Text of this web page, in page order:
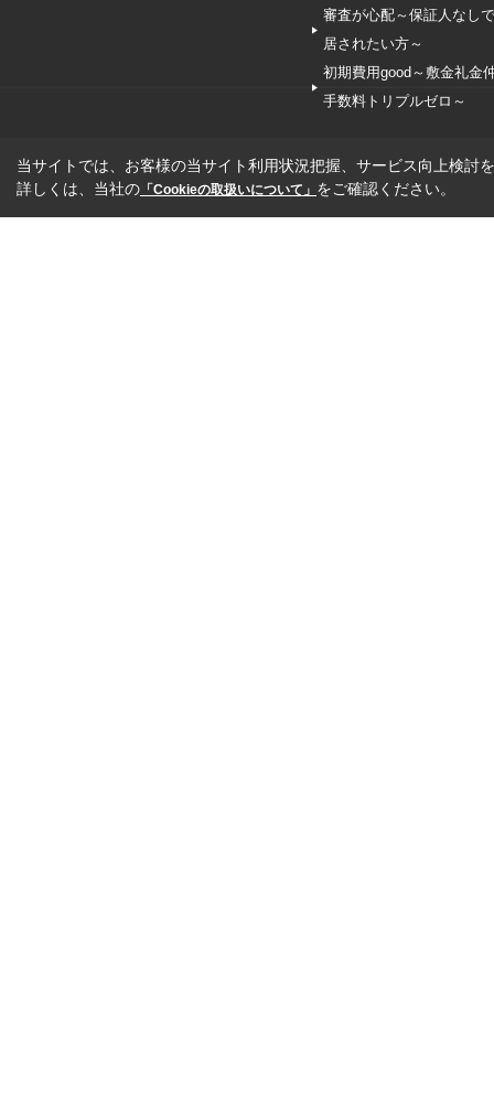
審査が心配～保証人なし
居されたい方～
初期費用good～敷金礼金
手数料トリプルゼロ～
当サイトでは、お客様の当サイト利用状況把握、サービス向上検討
詳しくは、当社の 「Cookieの取扱いについて」 をご確認ください。